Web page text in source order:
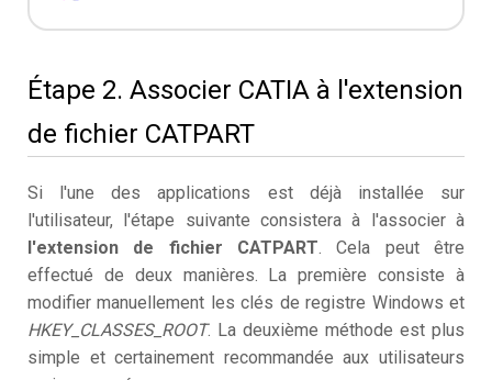
Étape 2. Associer CATIA à l'extension
de fichier CATPART
Si l'une des applications est déjà installée sur
l'utilisateur, l'étape suivante consistera à l'associer à
l'extension de fichier CATPART. Cela peut être
effectué de deux manières. La première consiste à
modifier manuellement les clés de registre Windows et
HKEY_CLASSES_ROOT. La deuxième méthode est plus
simple et certainement recommandée aux utilisateurs